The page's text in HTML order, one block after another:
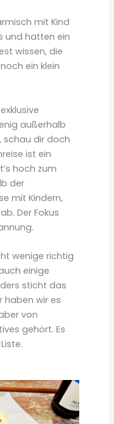
mit Kind
und hatten ein
wissen, die
ein klein
außerhalb
schau dir doch
ist ein
hoch zum
der
mit Kindern,
Der Fokus
wenige richtig
einige
sticht das
haben wir es
von
gehört. Es